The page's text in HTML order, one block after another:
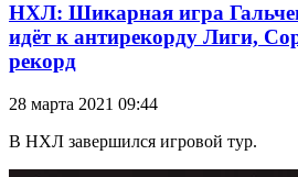
НХЛ: Шикарная игра
идёт к антирекорду Лиги,
рекорд
28 марта 2021 09:44
В НХЛ завершился игровой тур.